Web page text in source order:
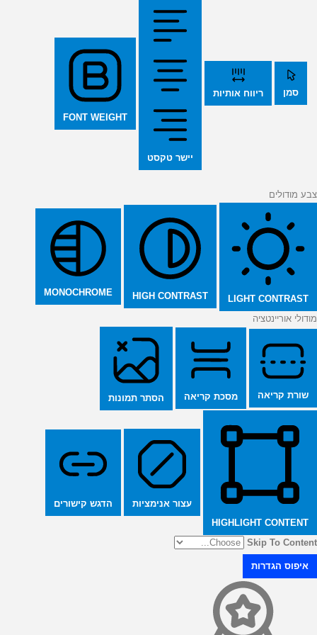
סמן ריווח אותיות
יישר טקסט
FONT WEIGHT
צבע מודולים
LIGHT CONTRAST
HIGH CONTRAST
MONOCHROME
מודולי אוריינטציה
שורת קריאה מסכת קריאה הסתר תמונות
HIGHLIGHT CONTENT
עצור אנימציות הדגש קישורים
Skip To Content
איפוס הגדרות